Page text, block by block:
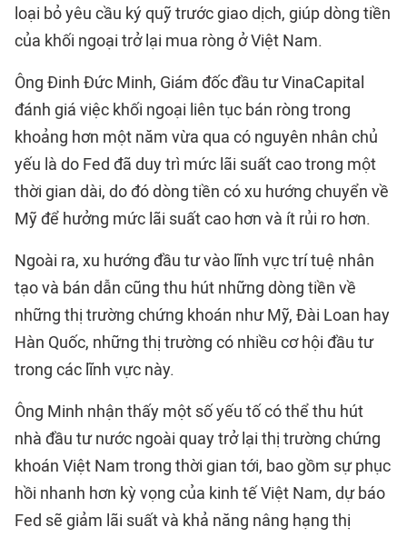
loại bỏ yêu cầu ký quỹ trước giao dịch, giúp dòng tiền
của khối ngoại trở lại mua ròng ở Việt Nam.
Ông Đinh Đức Minh, Giám đốc đầu tư VinaCapital
đánh giá việc khối ngoại liên tục bán ròng trong
khoảng hơn một năm vừa qua có nguyên nhân chủ
yếu là do Fed đã duy trì mức lãi suất cao trong một
thời gian dài, do đó dòng tiền có xu hướng chuyển về
Mỹ để hưởng mức lãi suất cao hơn và ít rủi ro hơn.
Ngoài ra, xu hướng đầu tư vào lĩnh vực trí tuệ nhân
tạo và bán dẫn cũng thu hút những dòng tiền về
những thị trường chứng khoán như Mỹ, Đài Loan hay
Hàn Quốc, những thị trường có nhiều cơ hội đầu tư
trong các lĩnh vực này.
Ông Minh nhận thấy một số yếu tố có thể thu hút
nhà đầu tư nước ngoài quay trở lại thị trường chứng
khoán Việt Nam trong thời gian tới, bao gồm sự phục
hồi nhanh hơn kỳ vọng của kinh tế Việt Nam, dự báo
Fed sẽ giảm lãi suất và khả năng nâng hạng thị